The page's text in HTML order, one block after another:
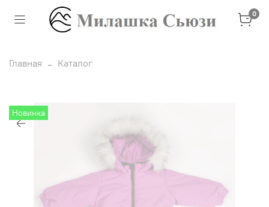
0
Главная Каталог
Новинка